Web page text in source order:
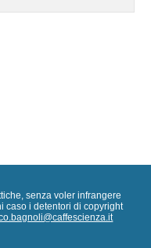
senza voler infrangere
caso i detentori di copyright